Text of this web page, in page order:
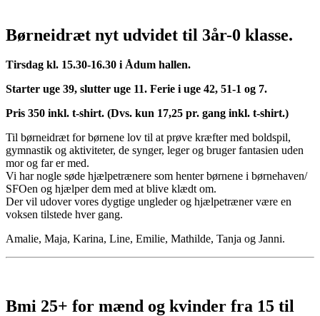
Børneidræt nyt udvidet til 3år-0 klasse.
Tirsdag kl. 15.30-16.30 i Ådum hallen.
Starter uge 39, slutter uge 11. Ferie i uge 42, 51-1 og 7.
Pris 350 inkl. t-shirt. (Dvs. kun 17,25 pr. gang inkl. t-shirt.)
Til børneidræt for børnene lov til at prøve kræfter med boldspil,
gymnastik og aktiviteter, de synger, leger og bruger fantasien uden
mor og far er med.
Vi har nogle søde hjælpetrænere som henter børnene i børnehaven/
SFOen og hjælper dem med at blive klædt om.
Der vil udover vores dygtige ungleder og hjælpetræner være en
voksen tilstede hver gang.
Amalie, Maja, Karina, Line, Emilie, Mathilde, Tanja og Janni.
Bmi 25+ for mænd og kvinder fra 15 til